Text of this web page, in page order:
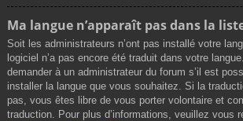
Ma langue n’apparaît pas dans la
Soit les administrateurs n’ont pas installé votre
logiciel n’a pas encore été traduit dans votre
demander à un administrateur du forum s’il est
installer la langue que vous souhaitez. Si la
pas, vous êtes libre de vous porter volontaire et
traduction. Pour plus d’informations, veuillez vous